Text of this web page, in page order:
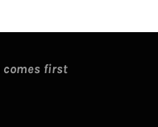
comes first